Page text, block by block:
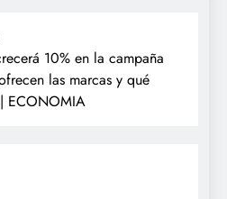
10% en la campaña
las marcas y qué
ECONOMIA